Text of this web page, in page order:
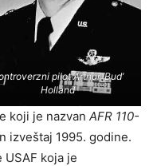
pilot Arthur ‘Bud’
Holland
koji je nazvan AFR 110-
izveštaj 1995. godine.
koja je